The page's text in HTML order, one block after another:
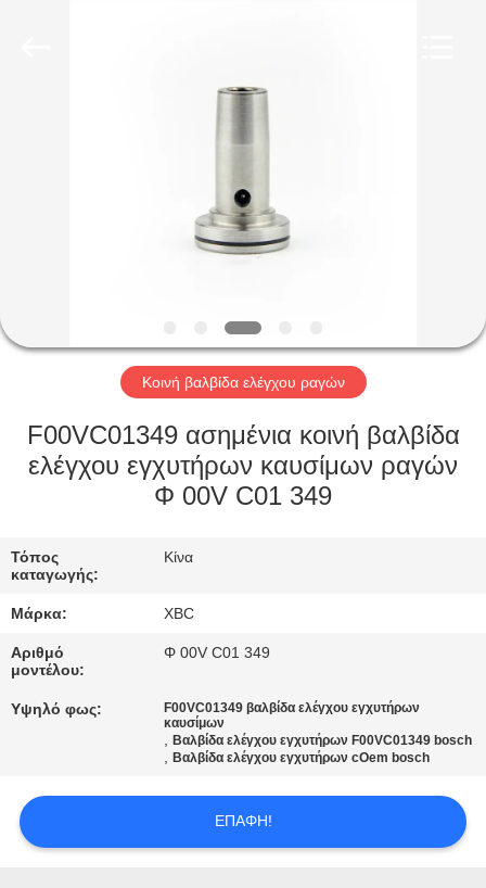
ΠΕΡΊΠΟΥ
ΕΜΕΊΣ
ΓΎΡΟΣ
ΕΡΓΟΣΤΑΣΊΩΝ
ΈΛΕΓΧΟΣ
ΜΑΣ
ΕΛΆΤΕ
ΣΕ
ΕΙΔΉΣΕΙΣ
Κοινή βαλβίδα ελέγχου ραγών
F00VC01349 ασημένια κοινή βαλβίδα
ελέγχου εγχυτήρων καυσίμων ραγών
Φ 00V C01 349
Τόπος
καταγωγής:
Κίνα
Μάρκα: XBC
Αριθμό
μοντέλου:
Φ 00V C01 349
Υψηλό φως:
F00VC01349 βαλβίδα ελέγχου εγχυτήρων
καυσίμων
,Βαλβίδα ελέγχου εγχυτήρων F00VC01349 bosch
,Βαλβίδα ελέγχου εγχυτήρων cOem bosch
ΕΠΑΦΉ!